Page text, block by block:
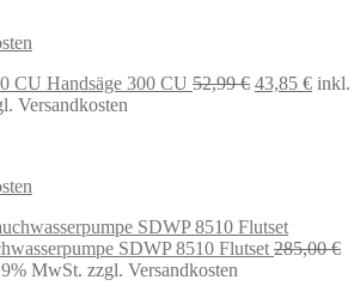
Handsäge 300 CU 52,99€ 43,85 € inkl.
Versandkosten
SDWP 8510 Flutset 285,00€
MwSt. zzgl. Versandkosten